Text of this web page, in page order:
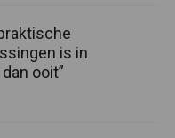
is in
ooit”